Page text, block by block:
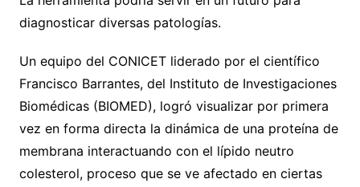
diagnosticar diversas patologías.
Un equipo del CONICET liderado por el científico
Francisco Barrantes, del Instituto de Investigaciones
Biomédicas (BIOMED), logró visualizar por primera
vez en forma directa la dinámica de una proteína de
membrana interactuando con el lípido neutro
colesterol, proceso que se ve afectado en ciertas